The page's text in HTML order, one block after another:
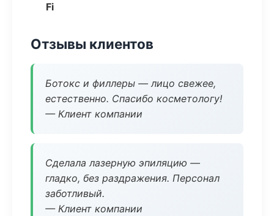
Fi
Отзывы клиентов
Ботокс и филлеры — лицо свежее,
естественно. Спасибо косметологу!
— Клиент компании
Сделала лазерную эпиляцию —
гладко, без раздражения. Персонал
заботливый.
— Клиент компании